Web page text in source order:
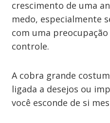
crescimento de uma
medo, especialmente
com uma
controle.
A cobra grande
ligada a desejos ou
você esconde de si